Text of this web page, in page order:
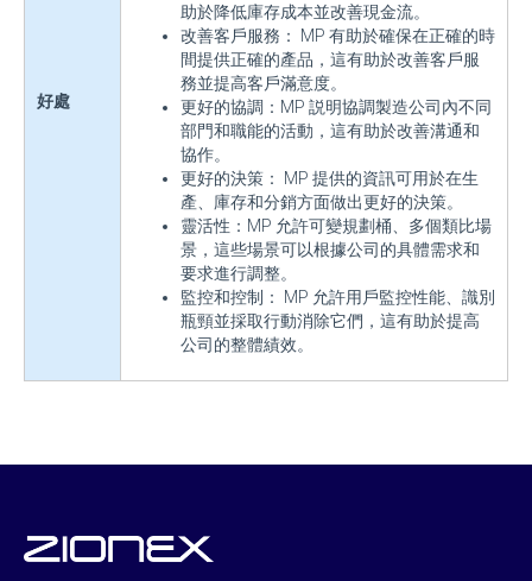
好處
助於降低庫存成本並改善現金流。
改善客戶服務： MP 有助於確保在正確的時
間提供正確的產品，這有助於改善客戶服
務並提高客戶滿意度。
更好的協調：MP 説明協調製造公司內不同
部門和職能的活動，這有助於改善溝通和
協作。
更好的決策： MP 提供的資訊可用於在生
產、庫存和分銷方面做出更好的決策。
靈活性：MP 允許可變規劃桶、多個類比場
景，這些場景可以根據公司的具體需求和
要求進行調整。
監控和控制： MP 允許用戶監控性能、識別
瓶頸並採取行動消除它們，這有助於提高
公司的整體績效。